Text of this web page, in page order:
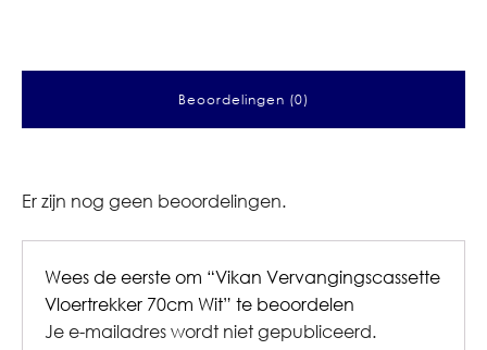
Beoordelingen (0)
Er zijn nog geen beoordelingen.
Wees de eerste om “Vikan Vervangingscassette
Vloertrekker 70cm Wit” te beoordelen
Je e-mailadres wordt niet gepubliceerd.